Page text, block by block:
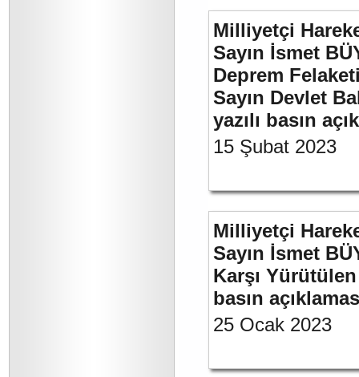
Milliyetçi
Sayın İsmet
Deprem
Sayın Devlet
yazılı basın
15 Şubat 2023
Milliyetçi
Sayın İsmet
Karşı Yürütülen
basın
25 Ocak 2023